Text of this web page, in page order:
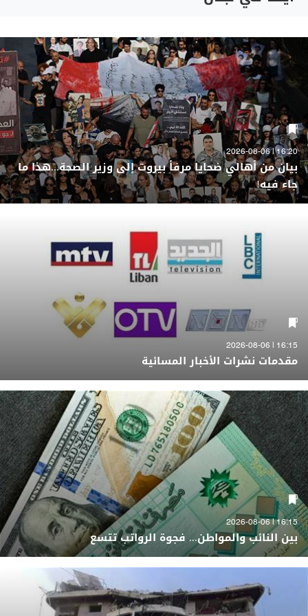
16:20 | 2026-08-06
بيان من أهالي ضحايا مرفأ بيروت إلى وزير الصحة...هذا ما
جاء فيه!
16:15 | 2026-08-06
مقدمات نشرات الأخبار المسائية
16:15 | 2026-08-06
بين النائب والمواطن... فجوة الرواتب تتسع